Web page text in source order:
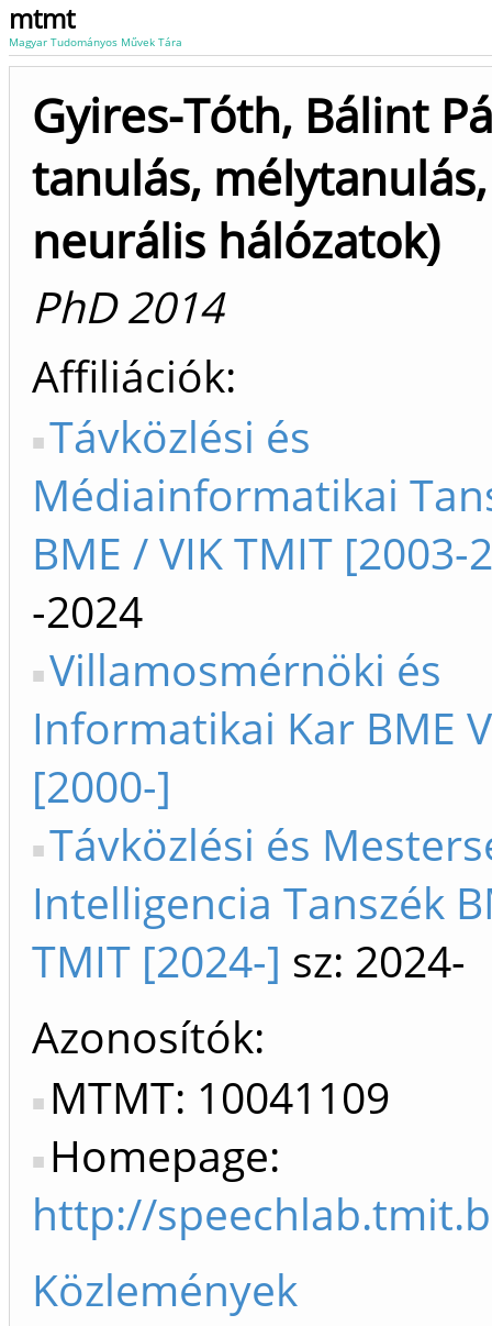
mtmt
Magyar Tudományos Művek Tára
Gyires-Tóth, Bálint
tanulás, mélytanulás,
neurális hálózatok)
PhD 2014
Affiliációk
Távközlési és
Médiainformatikai
BME / VIK TMIT [2003-
-2024
Villamosmérnöki és
Informatikai Kar BME
[2000-]
Távközlési és
Intelligencia Tanszék
TMIT [2024-] sz: 2024-
Azonosítók
MTMT: 10041109
Homepage:
http://
Közlemények